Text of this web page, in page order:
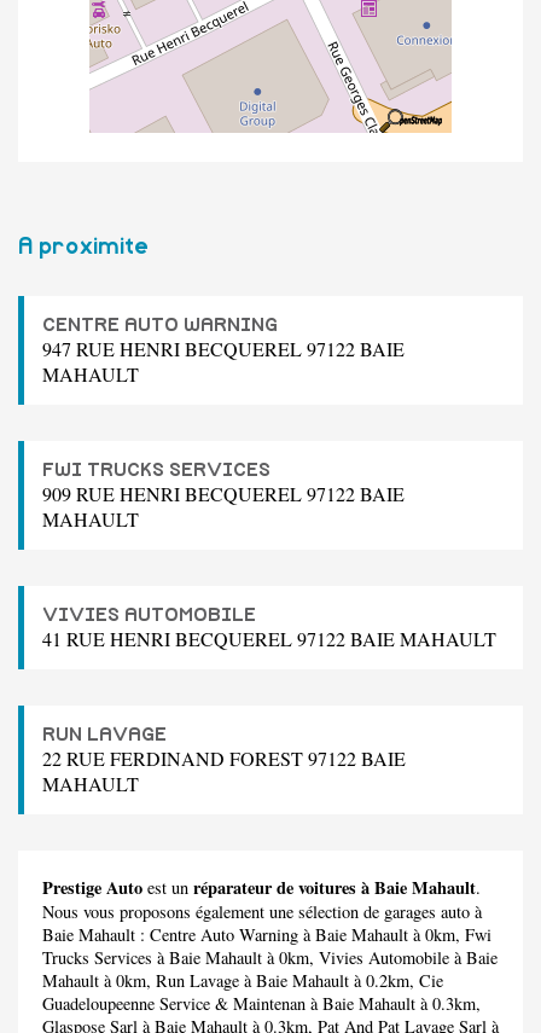
A proximite
CENTRE AUTO WARNING
947 RUE HENRI BECQUEREL 97122 BAIE
MAHAULT
FWI TRUCKS SERVICES
909 RUE HENRI BECQUEREL 97122 BAIE
MAHAULT
VIVIES AUTOMOBILE
41 RUE HENRI BECQUEREL 97122 BAIE MAHAULT
RUN LAVAGE
22 RUE FERDINAND FOREST 97122 BAIE
MAHAULT
Prestige Auto est un réparateur de voitures à Baie Mahault.
Nous vous proposons également une sélection de garages auto à
Baie Mahault : Centre Auto Warning à Baie Mahault à 0km, Fwi
Trucks Services à Baie Mahault à 0km, Vivies Automobile à Baie
Mahault à 0km, Run Lavage à Baie Mahault à 0.2km, Cie
Guadeloupeenne Service & Maintenan à Baie Mahault à 0.3km,
Glaspose Sarl à Baie Mahault à 0.3km, Pat And Pat Lavage Sarl à